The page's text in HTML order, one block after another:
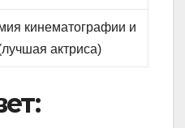
кинематографии и
актриса)